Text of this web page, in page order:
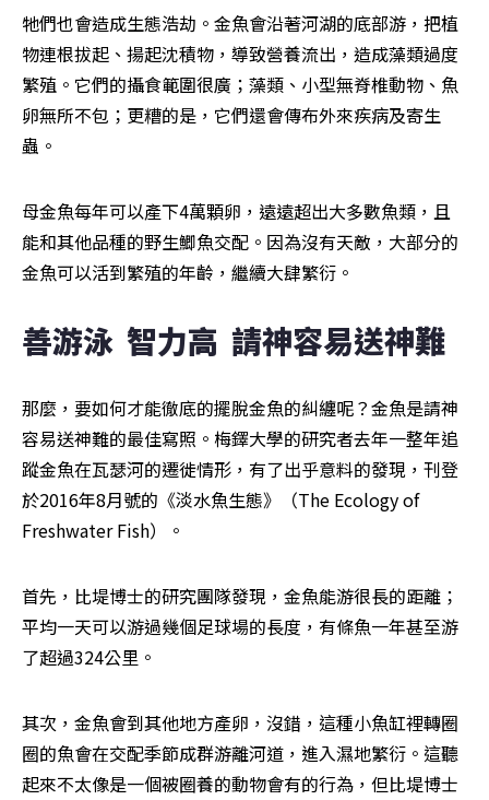
牠們也會造成生態浩劫。金魚會沿著河湖的底部游，把植
物連根拔起、揚起沈積物，導致營養流出，造成藻類過度
繁殖。它們的攝食範圍很廣；藻類、小型無脊椎動物、魚
卵無所不包；更糟的是，它們還會傳布外來疾病及寄生
蟲。
母金魚每年可以產下4萬顆卵，遠遠超出大多數魚類，且
能和其他品種的野生鯽魚交配。因為沒有天敵，大部分的
金魚可以活到繁殖的年齡，繼續大肆繁衍。
善游泳  智力高  請神容易送神難
那麼，要如何才能徹底的擺脫金魚的糾纏呢？金魚是請神
容易送神難的最佳寫照。梅鐸大學的研究者去年一整年追
蹤金魚在瓦瑟河的遷徙情形，有了出乎意料的發現，刊登
於2016年8月號的《淡水魚生態》（The Ecology of
Freshwater Fish）。
首先，比堤博士的研究團隊發現，金魚能游很長的距離；
平均一天可以游過幾個足球場的長度，有條魚一年甚至游
了超過324公里。
其次，金魚會到其他地方產卵，沒錯，這種小魚缸裡轉圈
圈的魚會在交配季節成群游離河道，進入濕地繁衍。這聽
起來不太像是一個被圈養的動物會有的行為，但比堤博士